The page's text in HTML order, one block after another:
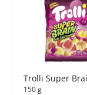
Trolli Super
150 g